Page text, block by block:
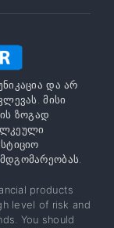
და არ
მისი
ზოგად
products
level of risk and
You should